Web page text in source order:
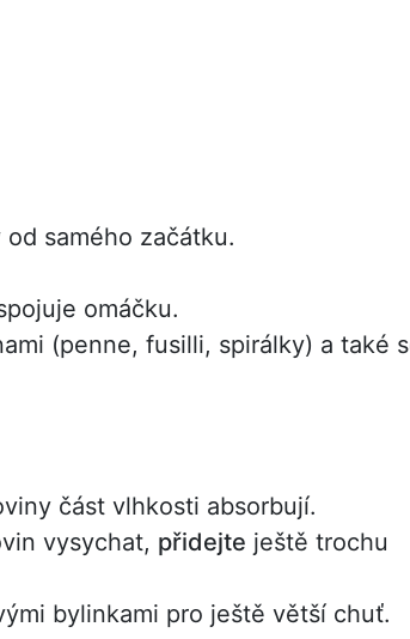
samého začátku.
omáčku.
(penne, fusilli, spirálky) a také
část vlhkosti absorbují.
vysychat, přidejte ještě trochu
bylinkami pro ještě větší chuť.